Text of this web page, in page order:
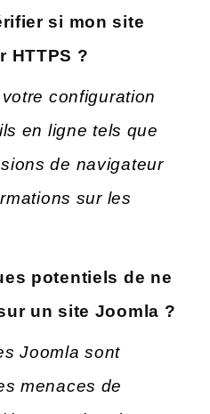
si mon site
HTTPS ?
configuration
en ligne tels que
de navigateur
sur les
potentiels de ne
un site Joomla ?
Joomla sont
menaces de